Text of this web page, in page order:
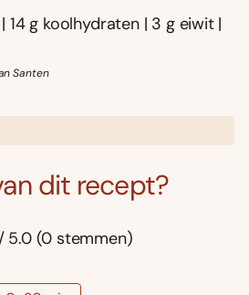
14 g koolhydraten | 3 g eiwit |
Santen
dit recept?
5.0 (0 stemmen)